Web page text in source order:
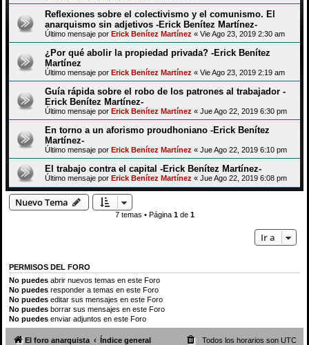
Reflexiones sobre el colectivismo y el comunismo. El
anarquismo sin adjetivos -Erick Benítez Martínez-
Último mensaje por Erick Benítez Martínez « Vie Ago 23, 2019 2:30 am
¿Por qué abolir la propiedad privada? -Erick Benítez
Martínez
Último mensaje por Erick Benítez Martínez « Vie Ago 23, 2019 2:19 am
Guía rápida sobre el robo de los patrones al trabajador -
Erick Benítez Martínez-
Último mensaje por Erick Benítez Martínez « Jue Ago 22, 2019 6:30 pm
En torno a un aforismo proudhoniano -Erick Benítez
Martínez-
Último mensaje por Erick Benítez Martínez « Jue Ago 22, 2019 6:10 pm
El trabajo contra el capital -Erick Benítez Martínez-
Último mensaje por Erick Benítez Martínez « Jue Ago 22, 2019 6:08 pm
Nuevo Tema
7 temas • Página 1de 1
Ir a
PERMISOS DEL FORO
No puedes abrir nuevos temas en este Foro
No puedes responder a temas en este Foro
No puedes editar sus mensajes en este Foro
No puedes borrar sus mensajes en este Foro
No puedes enviar adjuntos en este Foro
El foro anarquista Índice general Todos los horarios son UTC